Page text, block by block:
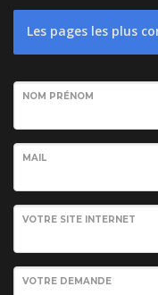
Les pages les plus
NOM PRÉNOM
MAIL
VOTRE SITE INTERNET
VOTRE DEMANDE